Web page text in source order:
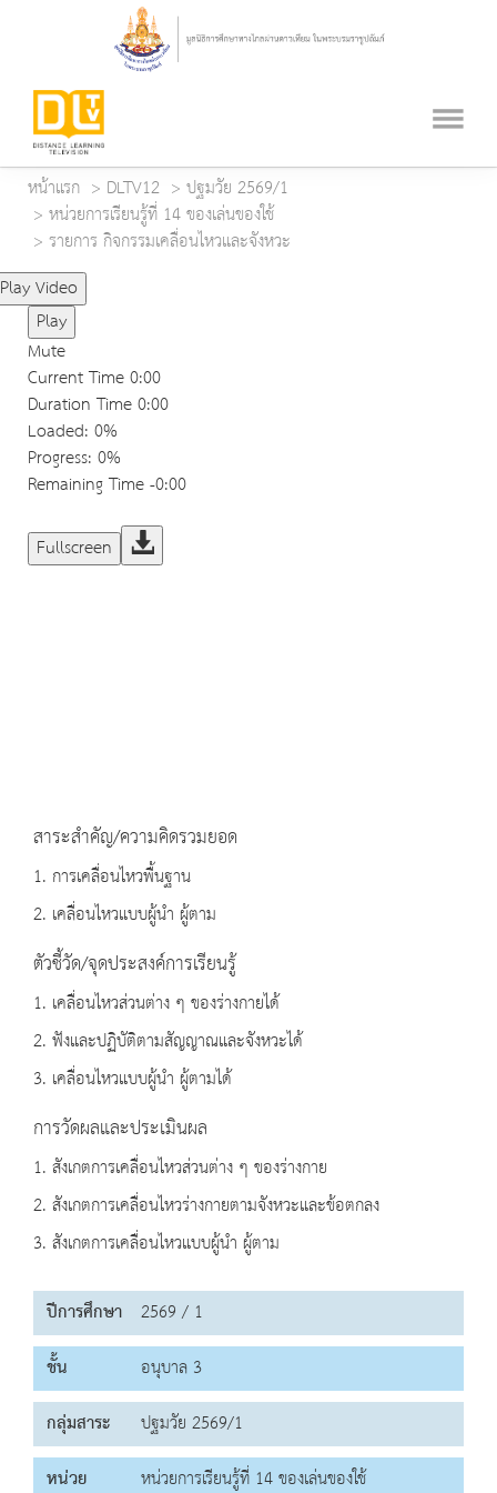
หน้าแรก DLTV12
ปฐมวัย 2569/1
หน่วยการเรียนรู้ที่ 14 ของเล่นของใช้
รายการ กิจกรรมเคลื่อนไหวและจังหวะ
Play Video
Play
Mute
Current Time0:00
Duration Time0:00
Loaded: 0%
Progress: 0%
Remaining Time-0:00
Fullscreen
สาระสำคัญ/ความคิดรวมยอด
1. การเคลื่อนไหวพื้นฐาน
2. เคลื่อนไหวแบบผู้นํา ผู้ตาม
ตัวชี้วัด/จุดประสงค์การเรียนรู้
1. เคลื่อนไหวส่วนต่าง ๆ ของร่างกายได้
2. ฟังและปฏิบัติตามสัญญาณและจังหวะได้
3. เคลื่อนไหวแบบผู้นํา ผู้ตามได้
การวัดผลและประเมินผล
1. สังเกตการเคลื่อนไหวส่วนต่าง ๆ ของร่างกาย
2. สังเกตการเคลื่อนไหวร่างกายตามจังหวะและข้อตกลง
3. สังเกตการเคลื่อนไหวแบบผู้นํา ผู้ตาม
ปีการศึกษา 2569 / 1
ชั้น
อนุบาล 3
กลุ่มสาระ
ปฐมวัย 2569/1
หน่วย
หน่วยการเรียนรู้ที่ 14 ของเล่นของใช้